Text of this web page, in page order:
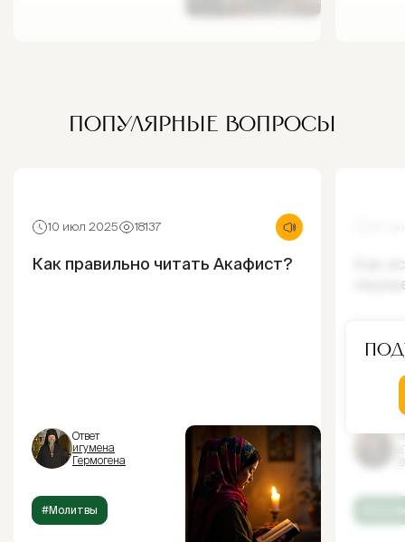
ПОПУЛЯРНЫЕ ВОПРОСЫ
10 июл 2025 18137
Как правильно читать Акафист?
Ответ
игумена
Гермогена
#Молитвы
Как